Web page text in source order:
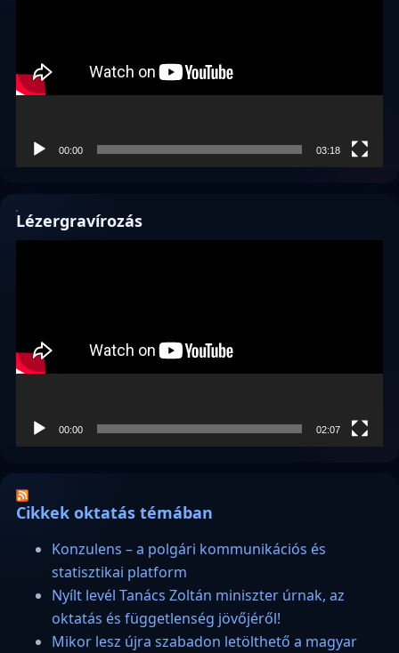
00:00 03:18
Lézergravírozás
00:00 02:07
Cikkek oktatás témában
Konzulens – a polgári kommunikációs és
statisztikai platform
Nyílt levél Tanács Zoltán miniszter úrnak, az
oktatás és függetlenség jövőjéről!
Mikor lesz újra szabadon letölthető a magyar